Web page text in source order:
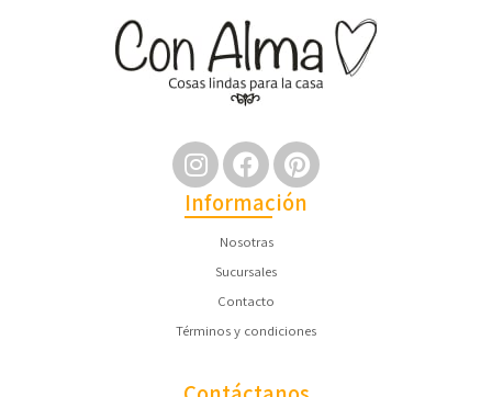
Información
Nosotras
Sucursales
Contacto
Términos y condiciones